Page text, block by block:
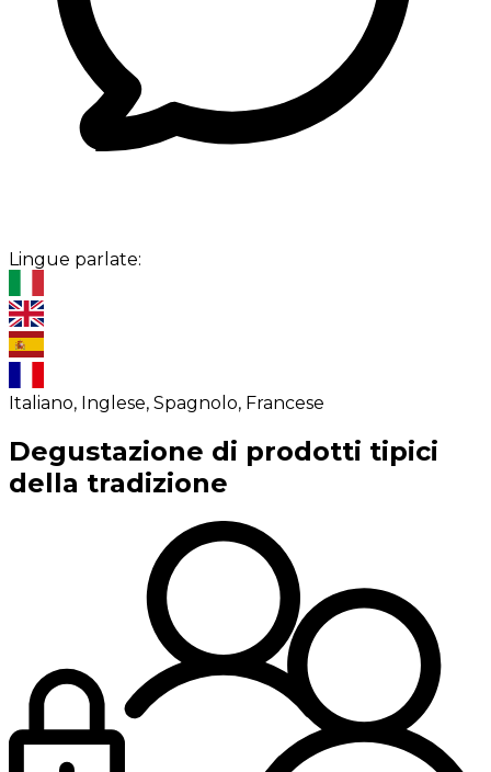
Lingue parlate:
Italiano, Inglese, Spagnolo, Francese
Degustazione di prodotti tipici
della tradizione